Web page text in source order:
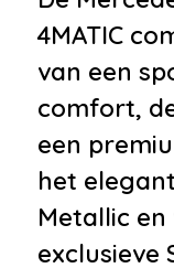
verstel-
verstelbaar
•Centrale
met
4MATIC
van een
comfort,
een
het
Metallic
exclusieve